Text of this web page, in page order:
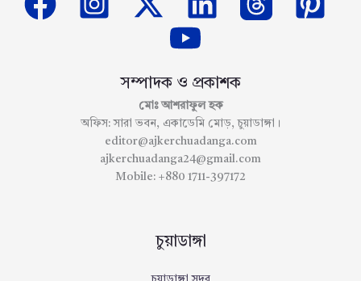
সম্পাদক ও প্রকাশক
মোঃ আশরাফুল হক
অফিস: সারা ভবন, একাডেমি মোড়, চুয়াডাঙ্গা।
editor@ajkerchuadanga.com
ajkerchuadanga24@gmail.com
Mobile: +880 1711-397172
চুয়াডাঙ্গা